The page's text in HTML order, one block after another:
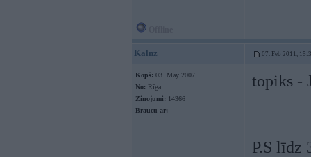
Kalnz 07. Feb 2011,
Kopš: 03. May 2007
No: Rīga
Ziņojumi: 14366
Braucu ar:
topiks -
P.S līdz